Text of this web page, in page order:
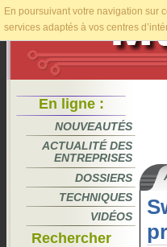
En poursuivant votre navigation sur
services adaptés à vos centres
En ligne :
NOUVEAUTÉS
ACTUALITÉ DES
ENTREPRISES
DOSSIERS
TECHNIQUES
VIDÉOS
Rechercher